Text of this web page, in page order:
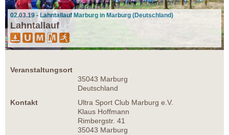
02.03.19 - Lahntallauf Marburg in Marburg (Deutschland)
Lahntallauf
Veranstaltungsort
35043 Marburg
Deutschland
Kontakt
Ultra Sport Club Marburg e.V.
Klaus Hoffmann
Rimbergstr. 41
35043 Marburg